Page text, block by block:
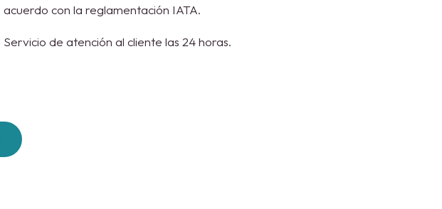
acuerdo con la reglamentación IATA.
Servicio de atención al cliente las 24 horas.